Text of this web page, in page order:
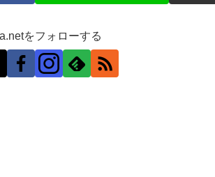
をフォローする